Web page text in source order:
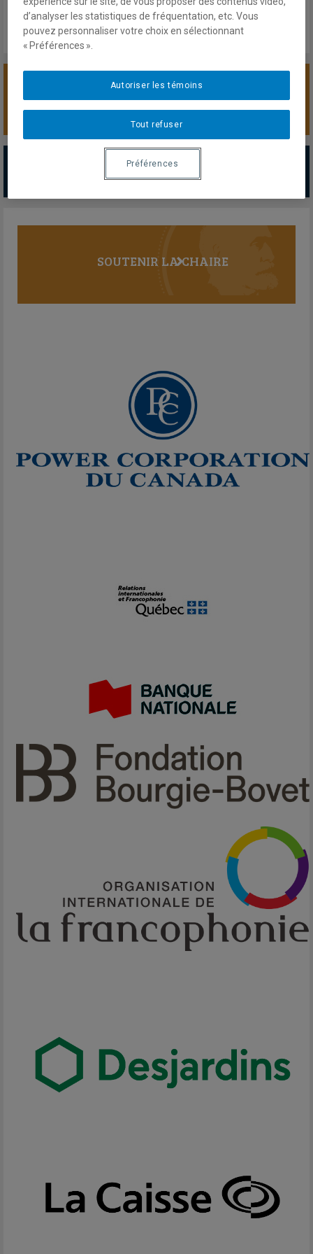
SOUTENIR LA CHAIRE
PARTENAIRES MAJEURS
Tous les partenaires
SOUTENIR LA CHAIRE
d’analyser les statistiques de fréquentation, etc. Vous
pouvez personnaliser votre choix en sélectionnant
« Préférences ».
Tout refuser
Autoriser les témoins
Préférences